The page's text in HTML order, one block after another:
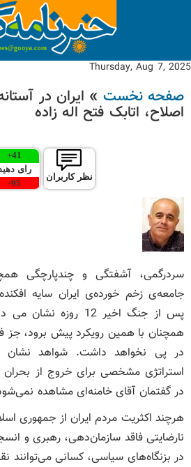
Thursday, Aug 7, 2025
صفحه نخست » ایران در
اصلاح، اتابک فتح اله زاده
نظر کاربران
41
+
رای
95
-
سردرگمی، آشفتگی و چندپارچگی
جامعه‌ی زخم‌ خورده‌ی ایران سایه
پس از جنگ اخیر 12
همچنان با همین رویکرد پیش برود، جز
در پی نخواهد داشت. شواهد نشان
استراتژی مشخصی برای خروج از
در گفتمان آقای خامنه‌ای مشاهده
هرچند اکثریت مردم ایران از جمهوری
نارضایتی فاقد سازمان‌دهی، رهبری و
در بزنگاه‌های سیاسی، کسانی می‌توانند